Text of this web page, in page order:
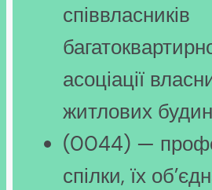
співвласників
асоціації
житлових
(0044) —
спілки, їх